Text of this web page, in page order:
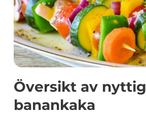
Översikt av nyttig
banankaka